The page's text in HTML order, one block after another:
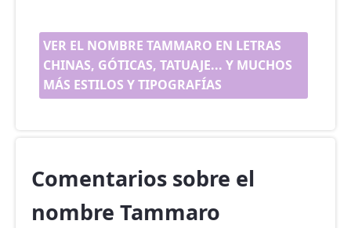
VER EL NOMBRE TAMMARO EN LETRAS
CHINAS, GÓTICAS, TATUAJE... Y MUCHOS
MÁS ESTILOS Y TIPOGRAFÍAS
Comentarios sobre el
nombre Tammaro